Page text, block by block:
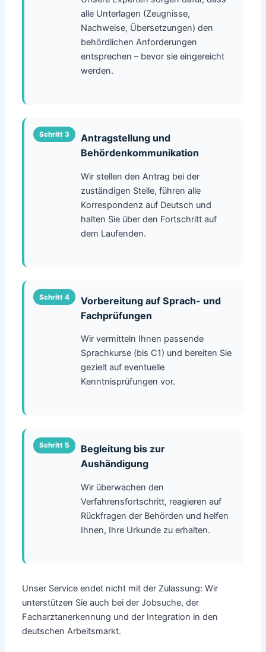
alle Unterlagen (Zeugnisse,
Nachweise, Übersetzungen) den
behördlichen Anforderungen
entsprechen – bevor sie eingereicht
werden.
Antragstellung und
Behördenkommunikation
Wir stellen den Antrag bei der
zuständigen Stelle, führen alle
Korrespondenz auf Deutsch und
halten Sie über den Fortschritt auf
dem Laufenden.
Vorbereitung auf Sprach- und
Fachprüfungen
Wir vermitteln Ihnen passende
Sprachkurse (bis C1) und bereiten Sie
gezielt auf eventuelle
Kenntnisprüfungen vor.
Begleitung bis zur
Aushändigung
Wir überwachen den
Verfahrensfortschritt, reagieren auf
Rückfragen der Behörden und helfen
Ihnen, Ihre Urkunde zu erhalten.
Unser Service endet nicht mit der Zulassung: Wir
unterstützen Sie auch bei der Jobsuche, der
Facharztanerkennung und der Integration in den
deutschen Arbeitsmarkt.